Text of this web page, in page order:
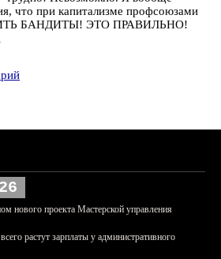
что при капитализме профсоюзами
БАНДИТЫ! ЭТО ПРАВИЛЬНО!
нового проекта Мастерской управления
растут зарплаты у административного